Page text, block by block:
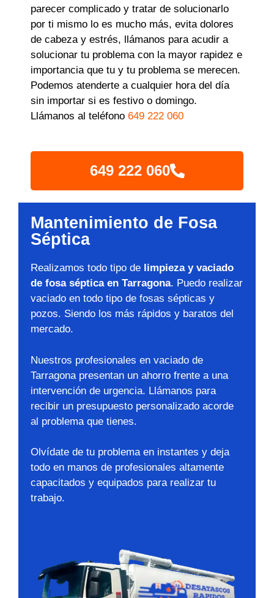
parecer complicado y tratar de solucionarlo
por ti mismo lo es mucho más, evita dolores
de cabeza y estrés, llámanos para acudir a
solucionar tu problema con la mayor rapidez e
importancia que tu y tu problema se merecen.
Podemos atenderte a cualquier hora del día
sin importar si es festivo o domingo.
Llámanos al teléfono 649 222 060
649 222 060
Mantenimiento de Fosa
Séptica
Realizamos todo tipo de limpieza y vaciado
de fosa séptica en Tarragona. Puedo realizar
vaciado en todo tipo de fosas sépticas y
pozos. Siendo los más rápidos y baratos del
mercado.
Nuestros profesionales en vaciado de
Tarragona presentan un ahorro frente a una
intervención de urgencia. Llámanos para
recibir un presupuesto personalizado acorde
al problema que tienes.
Olvídate de tu problema en instantes y deja
todo en manos de profesionales altamente
capacitados y equipados para realizar tu
trabajo.